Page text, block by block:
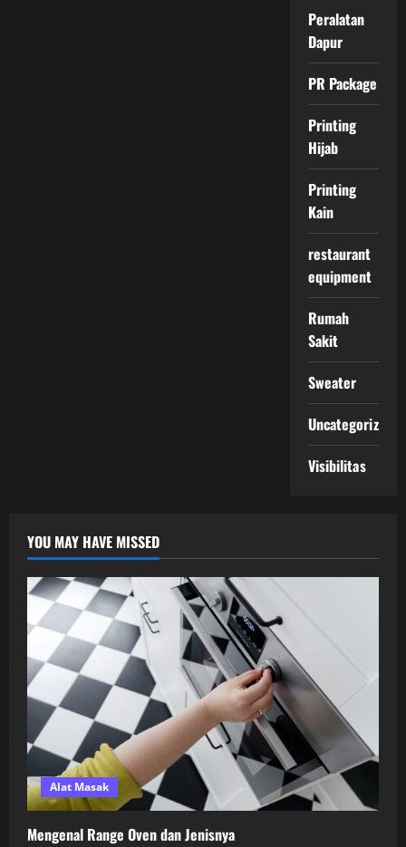
Peralatan
Dapur
PR Package
Printing
Hijab
Printing
Kain
restaurant
equipment
Rumah
Sakit
Sweater
Uncategorized
Visibilitas
YOU MAY HAVE MISSED
Alat Masak
Mengenal Range Oven dan Jenisnya